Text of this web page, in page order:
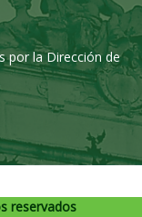
por la Dirección de
reservados